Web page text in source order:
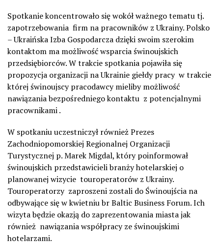
Spotkanie koncentrowało się wokół ważnego tematu tj.
zapotrzebowania firm na pracowników z Ukrainy. Polsko
– Ukraińska Izba Gospodarcza dzięki swoim szerokim
kontaktom ma możliwość wsparcia świnoujskich
przedsiębiorców. W trakcie spotkania pojawiła się
propozycja organizacji na Ukrainie giełdy pracy w trakcie
której świnoujscy pracodawcy mieliby możliwość
nawiązania bezpośredniego kontaktu z potencjalnymi
pracownikami .
W spotkaniu uczestniczył również Prezes
Zachodniopomorskiej Regionalnej Organizacji
Turystycznej p. Marek Migdal, który poinformował
świnoujskich przedstawicieli branży hotelarskiej o
planowanej wizycie touroperatorów z Ukrainy.
Touroperatorzy zaproszeni zostali do Świnoujścia na
odbywające się w kwietniu br Baltic Business Forum. Ich
wizyta będzie okazją do zaprezentowania miasta jak
również nawiązania współpracy ze świnoujskimi
hotelarzami.